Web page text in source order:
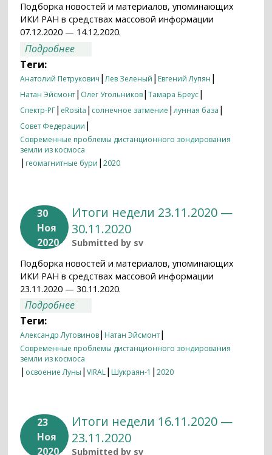
Подборка новостей и материалов, упоминающих
ИКИ РАН в средствах массовой информации
07.12.2020 — 14.12.2020.
Подробнее
Теги:
Анатолий Петрукович |Лев Зеленый | Евгений Лупян |
Натан Эйсмонт| Олег Угольников|Тамара Бреус|
Спектр-РГ| eRosita | солнечное затмение |лунная база |
Совет Федерации |
Современные проблемы дистанционного зондирования
земли из космоса
| геомагнитные бури |2020
30
Ноя
2020
Итоги недели 23.11.2020 —
30.11.2020
Submitted by sv
Подборка новостей и материалов, упоминающих
ИКИ РАН в средствах массовой информации
23.11.2020 — 30.11.2020.
Подробнее
Теги:
Александр Лутовинов| Натан Эйсмонт|
Современные проблемы дистанционного зондирования
земли из космоса
| освоение Луны |VIRAL| Шукраян-1 |2020
23
Ноя
2020
Итоги недели 16.11.2020 —
23.11.2020
Submitted by sv